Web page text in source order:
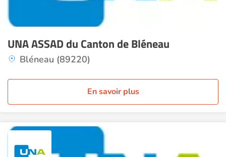
UNA ASSAD du Canton de Bléneau
Bléneau (89220)
En savoir plus